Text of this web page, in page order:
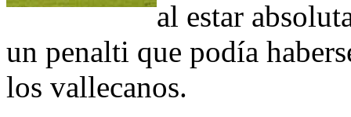
al estar
un penalti que podía
los vallecanos.